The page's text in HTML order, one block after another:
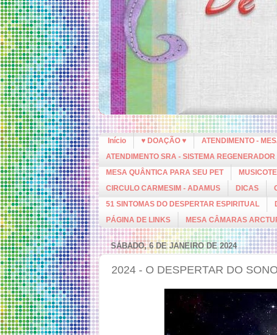
Início ♥ DOAÇÃO ♥ ATENDIMENTO -
ATENDIMENTO SRA - SISTEMA
MESA QUÂNTICA PARA SEU PET
CIRCULO CARMESIM - ADAMUS
DICAS
51 SINTOMAS DO DESPERTAR ESPIRITUAL
PÁGINA DE LINKS
MESA CÂMARAS
SÁBADO, 6 DE JANEIRO DE 2024
2024 - O DESPERTAR DO SONO